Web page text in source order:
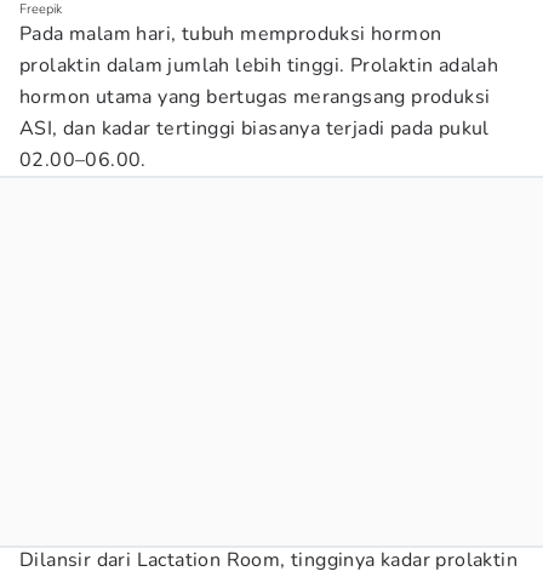
Freepik
Pada malam hari, tubuh memproduksi hormon
prolaktin dalam jumlah lebih tinggi. Prolaktin adalah
hormon utama yang bertugas merangsang produksi
ASI, dan kadar tertinggi biasanya terjadi pada pukul
02.00–06.00.
Dilansir dari Lactation Room, tingginya kadar prolaktin